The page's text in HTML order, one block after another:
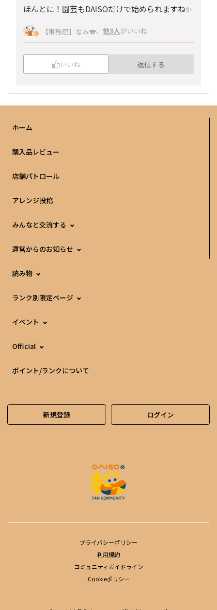
ほんとに！園芸もDAISOだけで始められますね✨
【事務局】なみ🐨、 他3人がいいね
いいね 返信する
ホーム
購入品レビュー
店舗パトロール
アレンジ投稿
みんなと交流する
運営からのお知らせ
読み物
ランク別限定ページ
イベント
Official
ポイント/ランクについて
新規登録 ログイン
プライバシーポリシー
利用規約
コミュニティガイドライン
Cookieポリシー